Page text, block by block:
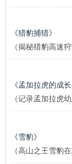
《猎豹捕猎》
（揭秘猎豹高速
《孟加拉虎的成长
（记录孟加拉虎
《雪豹》
（高山之王雪豹